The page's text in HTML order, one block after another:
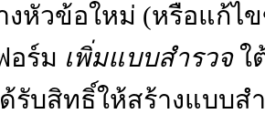
งหัวข้อใหม่ (หรือแก้
อร์ม เพิ่มแบบสำรวจใ
รับสิทธิ์ให้สร้างแบบส